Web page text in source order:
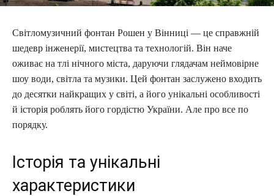
Світломузичний фонтан Рошен у Вінниці — це справжній
шедевр інженерії, мистецтва та технологій. Він наче
оживає на тлі нічного міста, даруючи глядачам неймовірне
шоу води, світла та музики. Цей фонтан заслужено входить
до десятки найкращих у світі, а його унікальні особливості
й історія роблять його гордістю України. Але про все по
порядку.
Історія та унікальні
характеристики